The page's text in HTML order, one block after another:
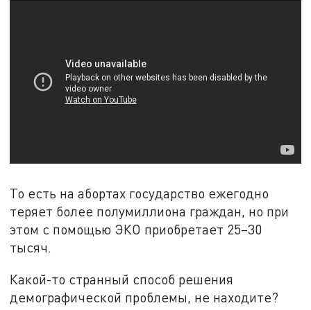
То есть на абортах государство ежегодно
теряет более полумиллиона граждан, но при
этом с помощью ЭКО приобретает 25–30
тысяч.
Какой-то странный способ решения
демографической проблемы, не находите?